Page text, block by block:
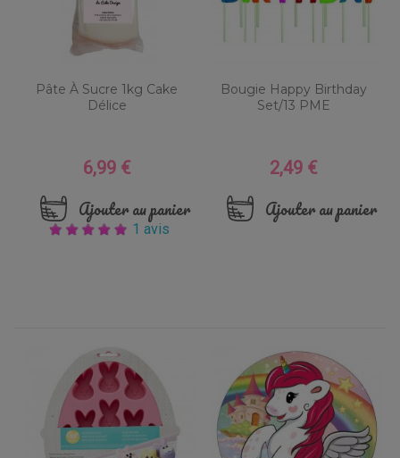
Pâte À Sucre 1kg Cake
Délice
Prix
6,99 €
Ajouter au panier
1 avis
Bougie Happy Birthday
Set/13 PME
Prix
2,49 €
Ajouter au panier